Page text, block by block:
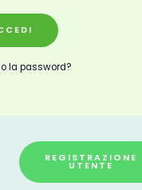
la password?
REGISTRAZIONE
UTENTE